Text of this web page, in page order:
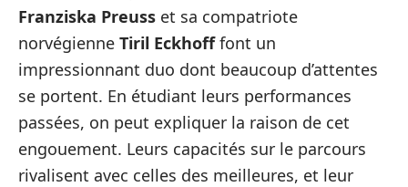
Franziska Preuss et sa compatriote
norvégienne Tiril Eckhofffont un
impressionnant duo dont beaucoup d’attentes
se portent. En étudiant leurs performances
passées, on peut expliquer la raison de cet
engouement. Leurs capacités sur le parcours
rivalisent avec celles des meilleures, et leur